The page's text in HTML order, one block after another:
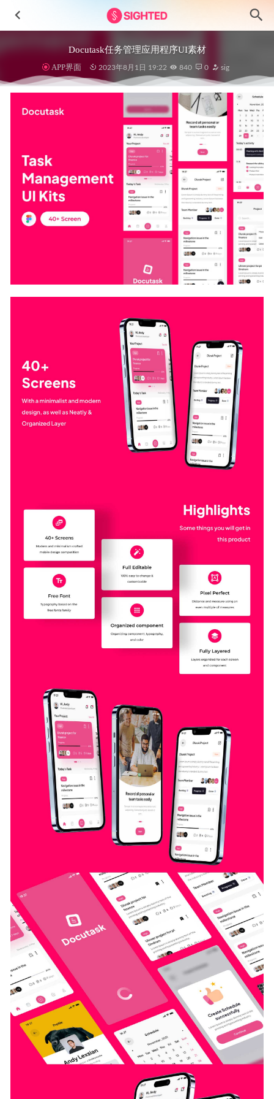
Docutask任务管理应用程序UI素材
APP界面 2023年8月1日 19:22 840 0 sig
相机app ui设计 .fig素材
2022-01-09
Filllo金额app用户界面设计素材
2025-04-03
简洁家居电商app ui设计 .sketch .xd .fig .psd素材 2021-01-19
钱包app Xoin ui .sketch素材 2021-01-15
2021-01-07